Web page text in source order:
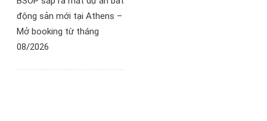
động sản mới tại Athens –
Mở booking từ tháng
08/2026